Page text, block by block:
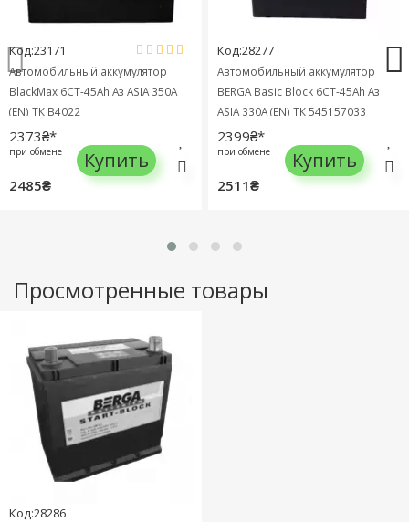
Код:23171
Автомобильный аккумулятор
BlackMax 6СТ-45Ah Аз ASIA 350A
(EN) ТК B4022
2373₴*
при обмене
2485₴
Купить
Код:28277
Автомобильный аккумулятор
BERGA Basic Block 6СТ-45Ah Аз
ASIA 330A (EN) ТК 545157033
2399₴*
при обмене
2511₴
Купить
Просмотренные товары
Код:28286